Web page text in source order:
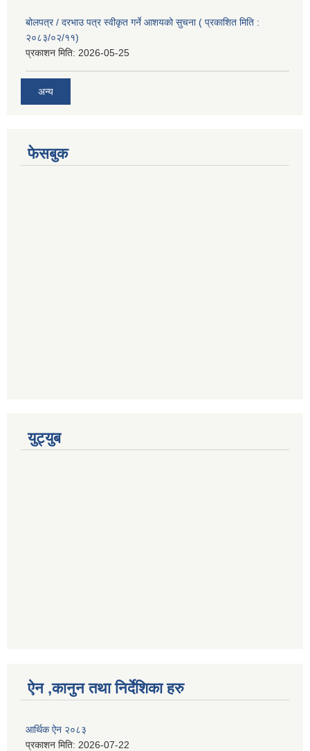
बोलपत्र / दरभाउ पत्र स्वीकृत गर्ने आशयको सुचना ( प्रकाशित मिति :
२०८३/०२/११)
प्रकाशन मिति: 2026-05-25
अन्य
फेसबुक
युट्युब
ऐन ,कानुन तथा निर्देशिका हरु
आर्थिक ऐन २०८३
प्रकाशन मिति: 2026-07-22